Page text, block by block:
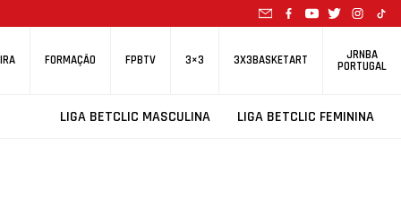
FORMAÇÃO FPBTV 3×3 3X3BASKETART JRNBA
PORTUGAL
LIGA BETCLIC MASCULINA LIGA BETCLIC FEMININA